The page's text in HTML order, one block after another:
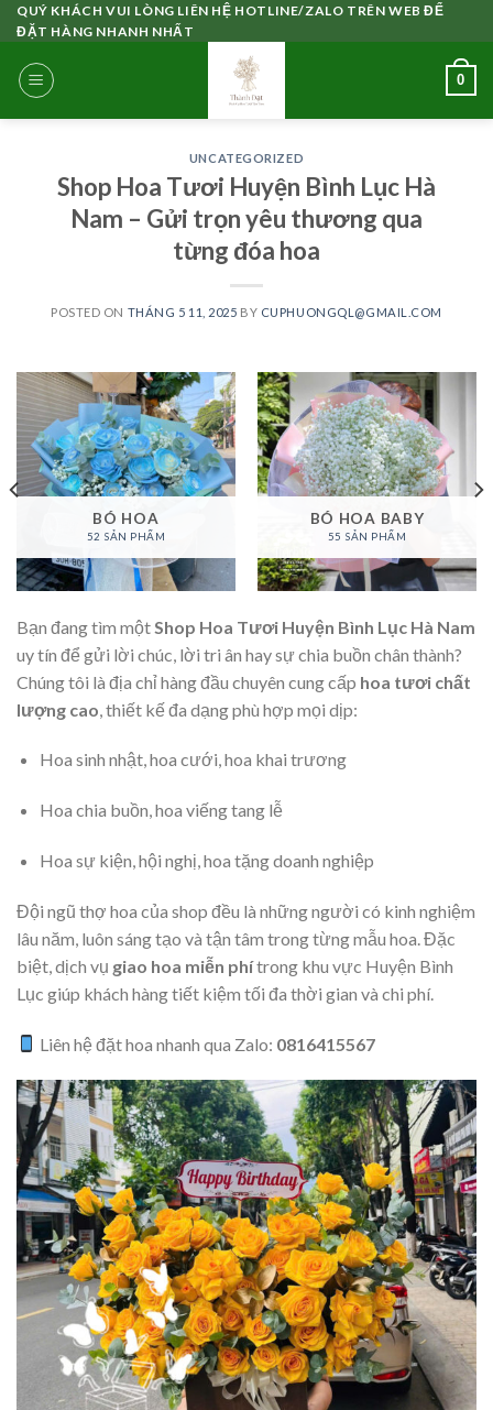
Skip
to
content
QUÝ KHÁCH VUI LÒNG LIÊN HỆ HOTLINE/ZALO TRÊN WEB ĐỂ
ĐẶT HÀNG NHANH NHẤT
0
UNCATEGORIZED
Shop Hoa Tươi Huyện Bình Lục Hà
Nam – Gửi trọn yêu thương qua
từng đóa hoa
POSTED ON THÁNG 5 11, 2025 BY CUPHUONGQL@GMAIL.COM
BÓ HOA
52 SẢN PHẨM
BÓ HOA BABY
55 SẢN PHẨM
Bạn đang tìm một Shop Hoa Tươi Huyện Bình Lục Hà Nam
uy tín để gửi lời chúc, lời tri ân hay sự chia buồn chân thành?
Chúng tôi là địa chỉ hàng đầu chuyên cung cấp hoa tươi chất
lượng cao , thiết kế đa dạng phù hợp mọi dịp:
Hoa sinh nhật, hoa cưới, hoa khai trương
Hoa chia buồn, hoa viếng tang lễ
Hoa sự kiện, hội nghị, hoa tặng doanh nghiệp
Đội ngũ thợ hoa của shop đều là những người có kinh nghiệm
lâu năm, luôn sáng tạo và tận tâm trong từng mẫu hoa. Đặc
biệt, dịch vụ giao hoa miễn phítrong khu vực Huyện Bình
Lục giúp khách hàng tiết kiệm tối đa thời gian và chi phí.
Liên hệ đặt hoa nhanh qua Zalo: 0816415567